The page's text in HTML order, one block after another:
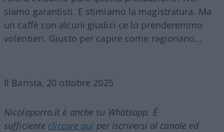
siamo garantisti. E stimiamo la magistratura. Ma
un caffè con alcuni giudici ce lo prenderemmo
volentieri. Giusto per capire come ragionano…
Il Barista, 20 ottobre 2025
Nicolaporro.it è anche su Whatsapp. È
sufficiente cliccare qui per iscriversi al canale ed